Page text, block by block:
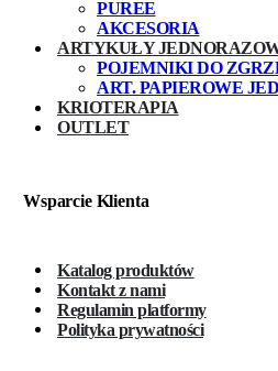
PUREE
AKCESORIA
ARTYKUŁY
POJEMNIKI DO
ART. PAPIEROWE
KRIOTERAPIA
OUTLET
Wsparcie Klienta
Katalog produktów
Kontakt z nami
Regulamin platformy
Polityka prywatności